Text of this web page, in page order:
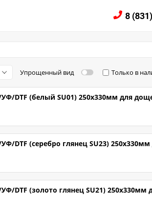
8
Упрощенный вид Только в
DTF (белый SU01) 250х330мм для
DTF (серебро глянец SU23) 250х330мм
DTF (золото глянец SU21) 250х330мм